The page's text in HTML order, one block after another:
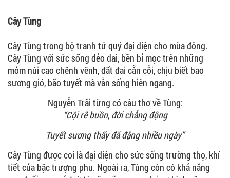
Cây Tùng
Cây Tùng trong bộ tranh tứ quý đại diện cho mùa đông.
Cây Tùng với sức sống dẻo dai, bền bỉ mọc trên những
mỏm núi cao chênh vênh, đất đai cằn cỗi, chịu biết bao
sương gió, bão tuyết mà vẫn sống hiên ngang.
Nguyễn Trãi từng có câu thơ về Tùng:
“Cội rễ buồn, đời chẳng động
Tuyết sương thấy đã đặng nhiều ngày”
Cây Tùng được coi là đại diện cho sức sống trường thọ, khí
tiết của bậc trượng phu. Ngoài ra, Tùng còn có khả năng